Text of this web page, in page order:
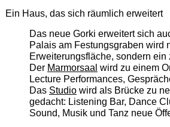
Ein Haus, das sich räumlich erweitert
Das neue Gorki erweitert sich
Palais am Festungsgraben wird
Erweiterungsfläche, sondern ein
Der Marmorsaal wird zu einem
Lecture Performances,
Das Studiowird als Brücke zu
gedacht: Listening Bar, Dance
Sound, Musik und Tanz neue